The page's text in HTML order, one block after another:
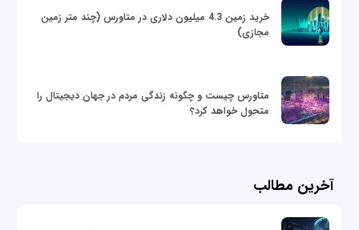
خرید زمین 4.3 میلیون دلاری در متاورس (چند متر زمین
مجازی)
متاورس چیست و چگونه زندگی مردم در جهان دیجیتال را
متحول خواهد کرد؟
آخرین مطالب